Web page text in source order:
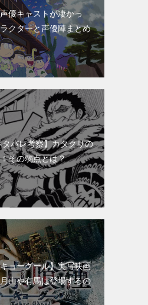
優キャストが凄かっ
クターと声優陣まとめ
バレ考察】カタクリの
その弱点とは？
ョーグール】実写映画
山や有馬は登場するの